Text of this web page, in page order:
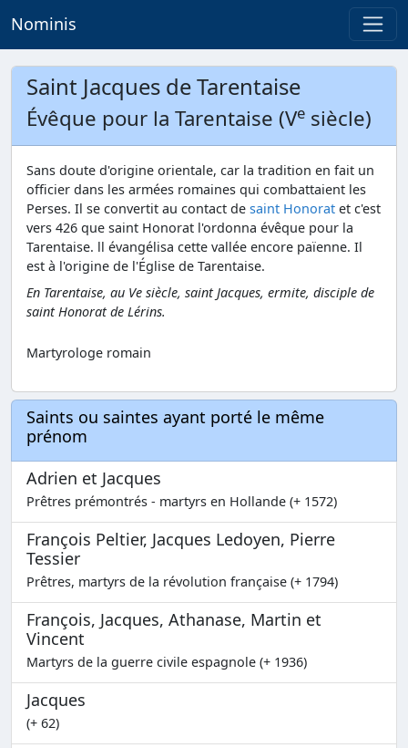
Nominis
Saint Jacques de Tarentaise
Évêque pour la Tarentaise (Ve siècle)
Sans doute d'origine orientale, car la tradition en fait un
officier dans les armées romaines qui combattaient les
Perses. Il se convertit au contact de saint Honorat et c'est
vers 426 que saint Honorat l'ordonna évêque pour la
Tarentaise. ll évangélisa cette vallée encore païenne. Il
est à l'origine de l'Église de Tarentaise.
En Tarentaise, au Ve siècle, saint Jacques, ermite, disciple de
saint Honorat de Lérins.
Martyrologe romain
Saints ou saintes ayant porté le même
prénom
Adrien et Jacques
Prêtres prémontrés - martyrs en Hollande (+ 1572)
François Peltier, Jacques Ledoyen, Pierre
Tessier
Prêtres, martyrs de la révolution française (+ 1794)
François, Jacques, Athanase, Martin et
Vincent
Martyrs de la guerre civile espagnole (+ 1936)
Jacques
(+ 62)